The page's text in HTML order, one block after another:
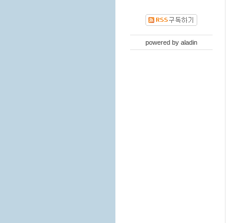
powered by aladin